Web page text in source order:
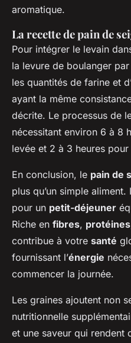
aromatique.
La recette de pain de
Pour intégrer le levain
la levure de boulanger
les quantités de farine et
ayant la même
décrite. Le processus de
nécessitant environ 6 à 8
levée et 2 à 3 heures
En conclusion, le pain de
plus qu’un simple aliment.
pour un petit-déjeuner
Riche en fibres, protéines
contribue à votre santé
fournissant l’énergie
commencer la journée.
Les graines ajoutent non
nutritionnelle
et une saveur qui rendent